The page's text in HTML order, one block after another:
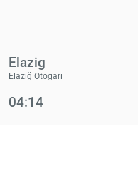
Elazig
Elazığ Otogarı
04:14